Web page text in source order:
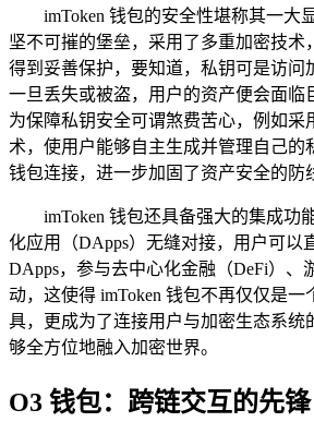
imToken 钱包的安全性堪称其一大
坚不可摧的堡垒，采用了多重加密技术
得到妥善保护，要知道，私钥可是访问
一旦丢失或被盗，用户的资产便会面临
为保障私钥安全可谓煞费苦心，例如采
术，使用户能够自主生成并管理自己的
钱包连接，进一步加固了资产安全的防
imToken 钱包还具备强大的集成功
化应用（DApps）无缝对接，用户可以
DApps，参与去中心化金融（DeFi）、
动，这使得 imToken 钱包不再仅仅是一
具，更成为了连接用户与加密生态系统
够全方位地融入加密世界。
O3 钱包：跨链交互的先锋